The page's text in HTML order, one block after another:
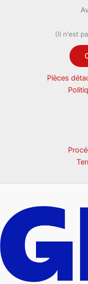
(Il n'est
Pièces